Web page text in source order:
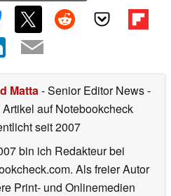
Matta- Senior Editor News-
auf Notebookcheck
seit 2007
bin ich Redakteur bei
Als freier Autor
Print- und Onlinemedien